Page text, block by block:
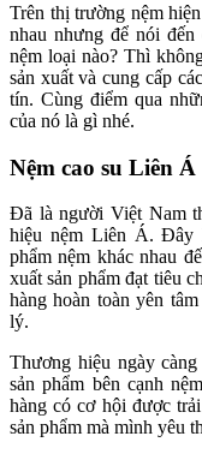
Trên thị trường nệm
nhau nhưng để nói
nệm loại nào? Thì
sản xuất và cung cấp
tín. Cùng điểm qua
của nó là gì nhé.
Nệm cao su Liên Á
Đã là người Việt Nam
hiệu nệm Liên Á. Đây
phẩm nệm khác nhau
xuất sản phẩm đạt tiêu
hàng hoàn toàn yên
lý.
Thương hiệu ngày
sản phẩm bên cạnh
hàng có cơ hội được
sản phẩm mà mình yêu